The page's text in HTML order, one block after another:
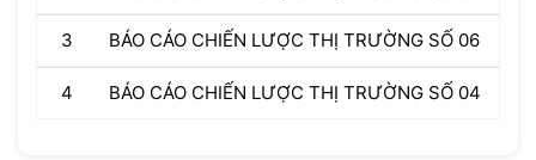
3 BÁO CÁO CHIẾN LƯỢC THỊ TRƯỜNG SỐ 06
4 BÁO CÁO CHIẾN LƯỢC THỊ TRƯỜNG SỐ 04